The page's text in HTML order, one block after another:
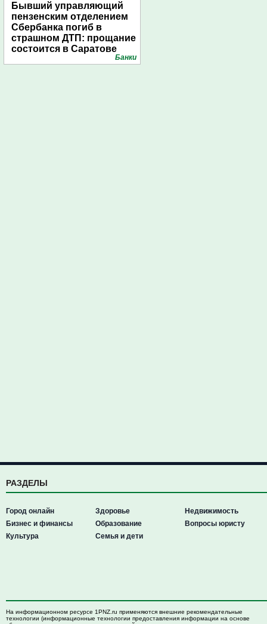
Бывший управляющий
пензенским отделением
Сбербанка погиб в
страшном ДТП: прощание
состоится в Саратове
Банки
РАЗДЕЛЫ
Город онлайн
Бизнес и финансы
Культура
Здоровье
Образование
Семья и дети
Недвижимость
Вопросы юристу
На информационном ресурсе 1PNZ.ru применяются внешние рекомендательные
технологии (информационные технологии предоставления информации на основе